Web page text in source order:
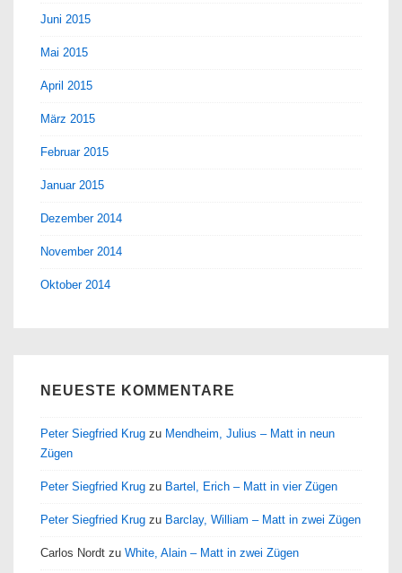
Juni 2015
Mai 2015
April 2015
März 2015
Februar 2015
Januar 2015
Dezember 2014
November 2014
Oktober 2014
NEUESTE KOMMENTARE
Peter Siegfried Krug zu Mendheim, Julius – Matt in neun
Zügen
Peter Siegfried Krug zu Bartel, Erich – Matt in vier Zügen
Peter Siegfried Krug zu Barclay, William – Matt in zwei Zügen
Carlos Nordt zu White, Alain – Matt in zwei Zügen